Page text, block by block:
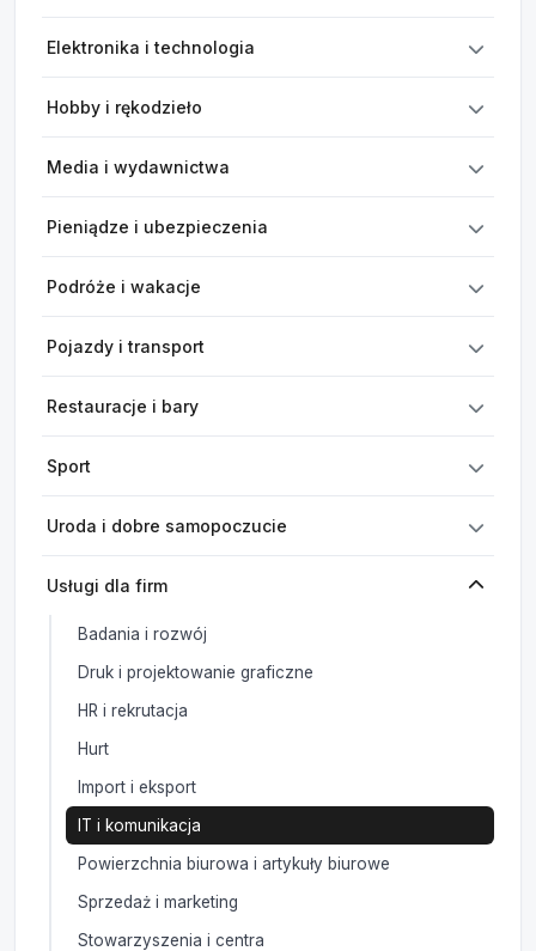
Elektronika i technologia
Hobby i rękodzieło
Media i wydawnictwa
Pieniądze i ubezpieczenia
Podróże i wakacje
Pojazdy i transport
Restauracje i bary
Sport
Uroda i dobre samopoczucie
Usługi dla firm
Badania i rozwój
Druk i projektowanie graficzne
HR i rekrutacja
Hurt
Import i eksport
IT i komunikacja
Powierzchnia biurowa i artykuły biurowe
Sprzedaż i marketing
Stowarzyszenia i centra